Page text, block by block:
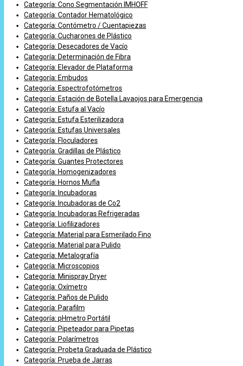
Categoría: Cono Segmentación IMHOFF
Categoría: Contador Hematológico
Categoría: Contómetro / Cuentapiezas
Categoría: Cucharones de Plástico
Categoría: Desecadores de Vacío
Categoría: Determinación de Fibra
Categoría: Elevador de Plataforma
Categoría: Embudos
Categoría: Espectrofotómetros
Categoría: Estación de Botella Lavaojos para Emergencia
Categoría: Estufa al Vacío
Categoría: Estufa Esterilizadora
Categoría: Estufas Universales
Categoría: Floculadores
Categoría: Gradillas de Plástico
Categoría: Guantes Protectores
Categoría: Homogenizadores
Categoría: Hornos Mufla
Categoría: Incubadoras
Categoría: Incubadoras de Co2
Categoría: Incubadoras Refrigeradas
Categoría: Liofilizadores
Categoría: Material para Esmerilado Fino
Categoría: Material para Pulido
Categoría: Metalografía
Categoría: Microscopios
Categoría: Minispray Dryer
Categoría: Oxímetro
Categoría: Paños de Pulido
Categoría: Parafilm
Categoría: pHmetro Portátil
Categoría: Pipeteador para Pipetas
Categoría: Polarímetros
Categoría: Probeta Graduada de Plástico
Categoría: Prueba de Jarras